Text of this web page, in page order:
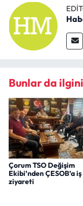
Bunlar da
Çorum TSO Değişim
Ekibi’nden ÇESOB’a
ziyareti